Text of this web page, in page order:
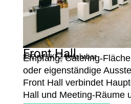
Front Hall
382 m² | KFZ-befahrbar
Empfang, Catering-
oder eigenständige
Front Hall verbindet
Hall und Meeting-Räume